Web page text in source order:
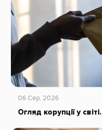
06 Сер, 2026
Огляд корупції у